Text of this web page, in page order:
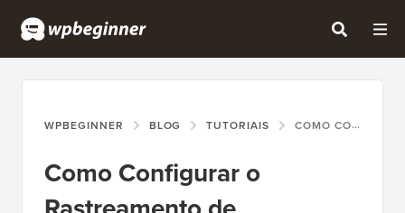
WPBEGINNER BLOG TUTORIAIS COMO CONFIGURAR O RASTREAMENTO DE CONVERSÕES DO GOOGLE ADS NO WORDPRESS
Como Configurar o